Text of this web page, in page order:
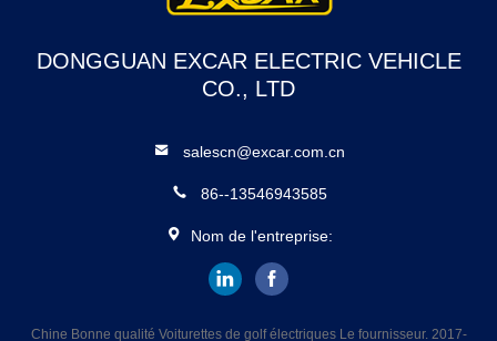
DONGGUAN EXCAR ELECTRIC VEHICLE
CO., LTD
salescn@excar.com.cn
86--13546943585
Nom de l'entreprise:
Chine Bonne qualité Voiturettes de golf électriques Le fournisseur. 2017-